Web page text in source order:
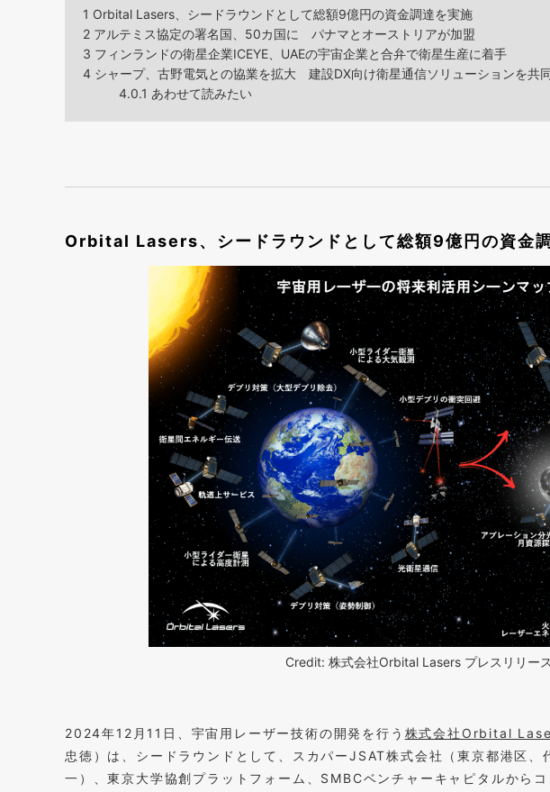
1 Orbital Lasers、シードラウンドとして総額9億円の資金調達を実施
2 アルテミス協定の署名国、50カ国に パナマとオーストリアが加盟
3 フィンランドの衛星企業ICEYE、UAEの宇宙企業と合弁で衛星生産に着手
4 シャープ、古野電気との協業を拡大 建設DX向け衛星通信ソリューションを共
4.0.1 あわせて読みたい
Orbital Lasers、シードラウンドとして総額9億円の資金
Credit: 株式会社Orbital Lasers プレスリリース
2024年12月11日、宇宙用レーザー技術の開発を行う 株式会社Orbital
忠徳）は、シードラウンドとして、スカパーJSAT株式会社（東京都港区
一）、東京大学協創プラットフォーム、SMBCベンチャーキャピタルから